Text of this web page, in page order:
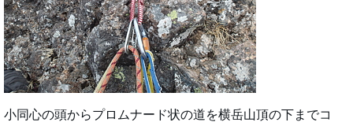
小同心の頭からプロムナード状の道を横岳山頂の下までコ